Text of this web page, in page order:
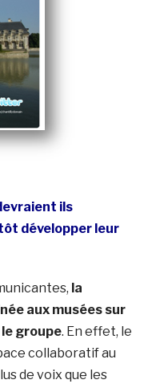
ils
développer leur
la
aux musées sur
groupe. En effet, le
collaboratif au
de voix que les